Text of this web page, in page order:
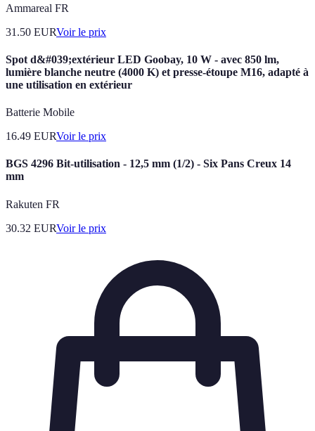
Ammareal FR
31.50 EURVoir le prix
Spot d&#039;extérieur LED Goobay, 10 W - avec 850 lm,
lumière blanche neutre (4000 K) et presse-étoupe M16, adapté à
une utilisation en extérieur
Batterie Mobile
16.49 EURVoir le prix
BGS 4296 Bit-utilisation - 12,5 mm (1/2) - Six Pans Creux 14
mm
Rakuten FR
30.32 EURVoir le prix